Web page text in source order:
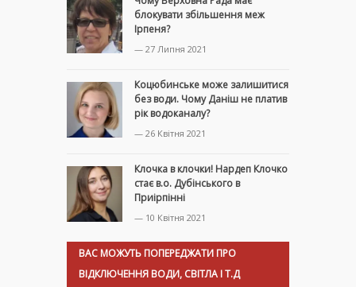
блокувати збільшення меж
Ірпеня?
— 27 Липня 2021
Коцюбинське може залишитися
без води. Чому Даніш не платив
рік водоканалу?
— 26 Квітня 2021
Клочка в клочки! Нардеп Клочко
стає в.о. Дубінського в
Приірпінні
— 10 Квітня 2021
ВАС МОЖУТЬ ПОПЕРЕДЖАТИ ПРО
ВІДКЛЮЧЕННЯ ВОДИ, СВІТЛА І Т.Д